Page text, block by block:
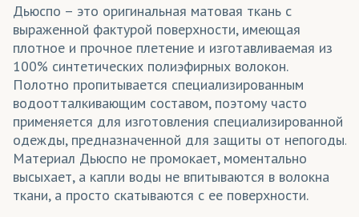
Дьюспо – это оригинальная матовая ткань с
выраженной фактурой поверхности, имеющая
плотное и прочное плетение и изготавливаемая из
100% синтетических полиэфирных волокон.
Полотно пропитывается специализированным
водоотталкивающим составом, поэтому часто
применяется для изготовления специализированной
одежды, предназначенной для защиты от непогоды.
Материал Дьюспо не промокает, моментально
высыхает, а капли воды не впитываются в волокна
ткани, а просто скатываются с ее поверхности.